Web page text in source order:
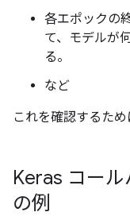
各エポックの
て、モデルが
る。
など
これを確認するた
Keras コー
の例